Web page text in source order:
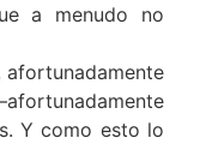
a menudo no
afortunadamente
Y como esto lo